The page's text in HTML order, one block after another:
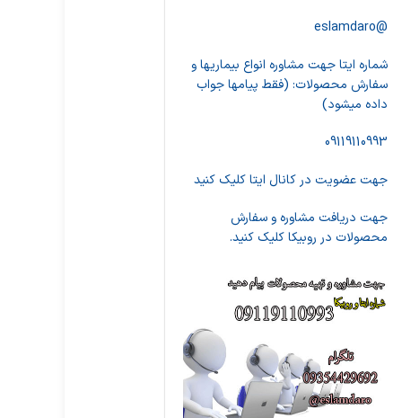
@eslamdaro
شماره ایتا جهت مشاوره انواع بیماریها و
سفارش محصولات: (فقط پیامها جواب
داده میشود)
09119110993
جهت عضویت در کانال ایتا کلیک کنید
جهت دریافت مشاوره و سفارش
محصولات در روبیکا کلیک کنید.